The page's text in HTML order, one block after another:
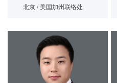
北京 / 美国加州联络处